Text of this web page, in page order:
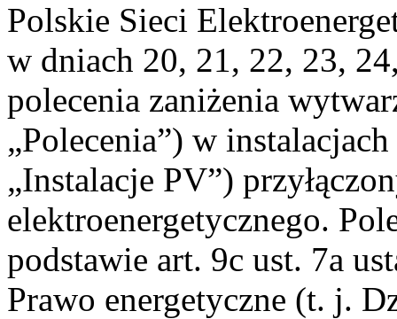
Polskie Sieci
w dniach 20, 21, 22, 23,
polecenia zaniżenia
„Polecenia”) w
„Instalacje PV”)
elektroenergetycznego.
podstawie art. 9c ust. 7a
Prawo energetyczne (t. j.